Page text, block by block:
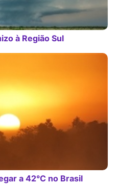
à Região Sul
a 42°C no Brasil